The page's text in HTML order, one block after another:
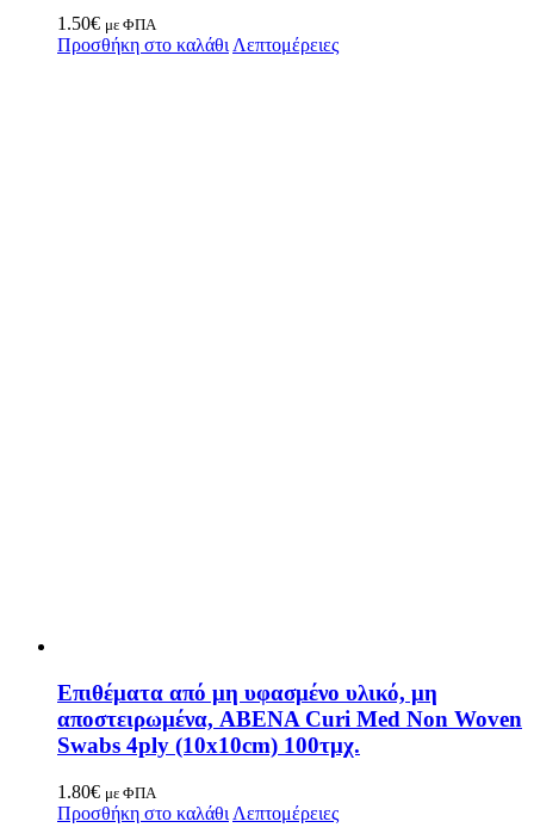
1.50€ με ΦΠΑ
Προσθήκη στο καλάθι Λεπτομέρειες
Επιθέματα από μη υφασμένο υλικό, μη
αποστειρωμένα, ABENA Curi Med Non Woven
Swabs 4ply (10x10cm) 100τμχ.
1.80€ με ΦΠΑ
Προσθήκη στο καλάθι Λεπτομέρειες